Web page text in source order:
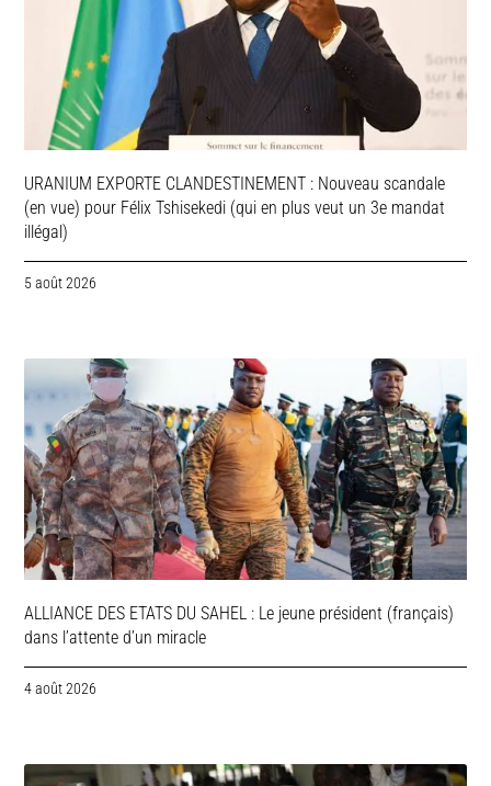
URANIUM EXPORTE CLANDESTINEMENT : Nouveau scandale
(en vue) pour Félix Tshisekedi (qui en plus veut un 3e mandat
illégal)
5 août 2026
ALLIANCE DES ETATS DU SAHEL : Le jeune président (français)
dans l’attente d’un miracle
4 août 2026